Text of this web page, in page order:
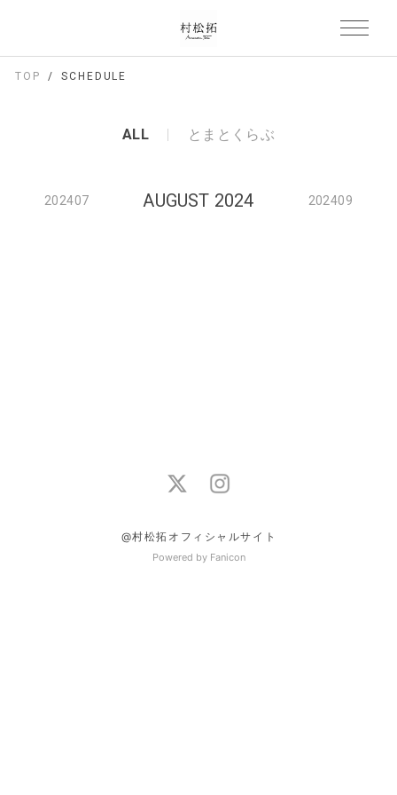
TOP SCHEDULE
ALL とまとくらぶ
202407 AUGUST 2024 202409
@村松拓オフィシャルサイト
Powered by Fanicon